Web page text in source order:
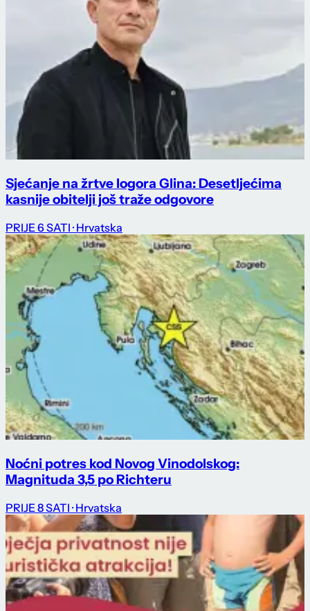
Sjećanje na žrtve logora Glina: Desetljećima
kasnije obitelji još traže odgovore
PRIJE 6 SATI · Hrvatska
Noćni potres kod Novog Vinodolskog:
Magnituda 3,5 po Richteru
PRIJE 8 SATI · Hrvatska